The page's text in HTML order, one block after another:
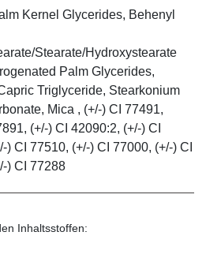
Kernel Glycerides, Behenyl
Stearate/Hydroxystearate
Palm Glycerides,
Triglyceride, Stearkonium
Mica , (+/-) CI 77491,
(+/-) CI 42090:2, (+/-) CI
CI 77510, (+/-) CI 77000, (+/-) CI
) CI 77288
Inhaltsstoffen: